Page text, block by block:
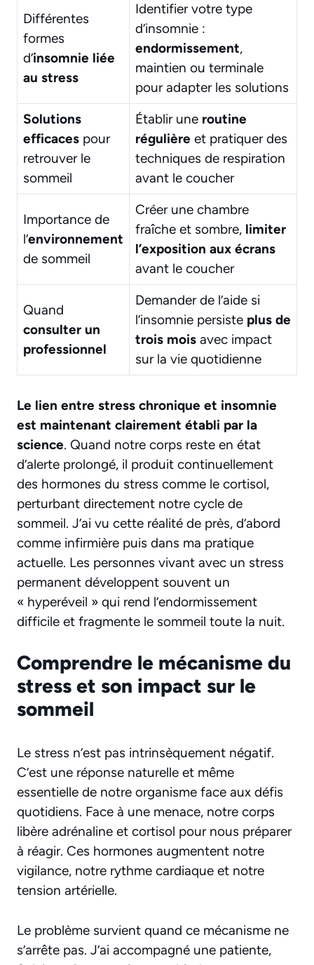
Différentes
formes
d’insomnie liée
au stress
Identifier votre type
d’insomnie :
endormissement,
maintien ou terminale
pour adapter les solutions
Solutions
efficaces pour
retrouver le
sommeil
Établir une routine
régulière et pratiquer des
techniques de respiration
avant le coucher
Importance de
l’environnement
de sommeil
Créer une chambre
fraîche et sombre, limiter
l’exposition aux écrans
avant le coucher
Quand
consulter un
professionnel
Demander de l’aide si
l’insomnie persiste plus de
trois mois avec impact
sur la vie quotidienne
Le lien entre stress chronique et insomnie
est maintenant clairement établi par la
science. Quand notre corps reste en état
d’alerte prolongé, il produit continuellement
des hormones du stress comme le cortisol,
perturbant directement notre cycle de
sommeil. J’ai vu cette réalité de près, d’abord
comme infirmière puis dans ma pratique
actuelle. Les personnes vivant avec un stress
permanent développent souvent un
« hyperéveil » qui rend l’endormissement
difficile et fragmente le sommeil toute la nuit.
Comprendre le mécanisme du
stress et son impact sur le
sommeil
Le stress n’est pas intrinsèquement négatif.
C’est une réponse naturelle et même
essentielle de notre organisme face aux défis
quotidiens. Face à une menace, notre corps
libère adrénaline et cortisol pour nous préparer
à réagir. Ces hormones augmentent notre
vigilance, notre rythme cardiaque et notre
tension artérielle.
Le problème survient quand ce mécanisme ne
s’arrête pas. J’ai accompagné une patiente,